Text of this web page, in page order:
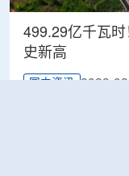
499.29亿千瓦
史新高
国内资讯 2023-